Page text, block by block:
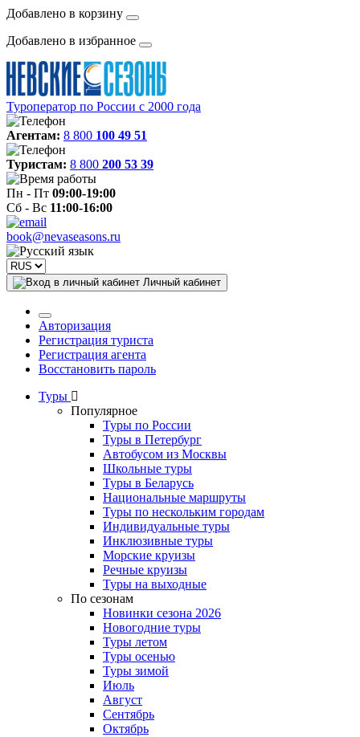
Добавлено в корзину
Добавлено в избранное
Туроператор по России с 2000 года
Агентам: 8 800 100 49 51
Туристам: 8 800 200 53 39
Пн - Пт 09:00-19:00
Сб - Вс 11:00-16:00
book@nevaseasons.ru
Личный кабинет
Авторизация
Регистрация туриста
Регистрация агента
Восстановить пароль
Туры
Популярное
Туры по России
Туры в Петербург
Автобусом из Москвы
Школьные туры
Туры в Беларусь
Национальные маршруты
Туры по нескольким городам
Индивидуальные туры
Инклюзивные туры
Морские круизы
Речные круизы
Туры на выходные
По сезонам
Новинки сезона 2026
Новогодние туры
Туры летом
Туры осенью
Туры зимой
Июль
Август
Сентябрь
Октябрь